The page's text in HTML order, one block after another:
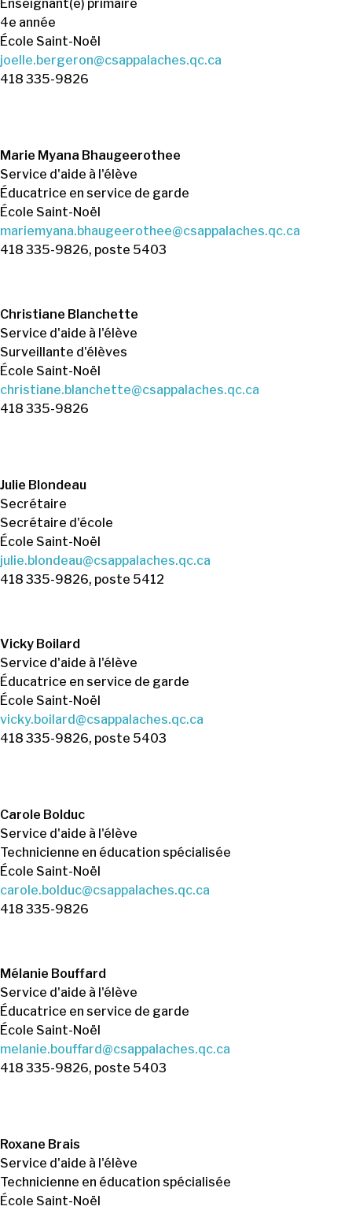
Enseignant(e) primaire
4e année
École Saint-Noël
joelle.bergeron@csappalaches.qc.ca
418 335-9826
Marie Myana Bhaugeerothee
Service d'aide à l'élève
Éducatrice en service de garde
École Saint-Noël
mariemyana.bhaugeerothee@csappalaches.qc.ca
418 335-9826, poste 5403
Christiane Blanchette
Service d'aide à l'élève
Surveillante d'élèves
École Saint-Noël
christiane.blanchette@csappalaches.qc.ca
418 335-9826
Julie Blondeau
Secrétaire
Secrétaire d'école
École Saint-Noël
julie.blondeau@csappalaches.qc.ca
418 335-9826, poste 5412
Vicky Boilard
Service d'aide à l'élève
Éducatrice en service de garde
École Saint-Noël
vicky.boilard@csappalaches.qc.ca
418 335-9826, poste 5403
Carole Bolduc
Service d'aide à l'élève
Technicienne en éducation spécialisée
École Saint-Noël
carole.bolduc@csappalaches.qc.ca
418 335-9826
Mélanie Bouffard
Service d'aide à l'élève
Éducatrice en service de garde
École Saint-Noël
melanie.bouffard@csappalaches.qc.ca
418 335-9826, poste 5403
Roxane Brais
Service d'aide à l'élève
Technicienne en éducation spécialisée
École Saint-Noël